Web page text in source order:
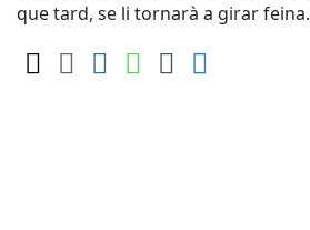
que tard, se li tornarà a girar feina.